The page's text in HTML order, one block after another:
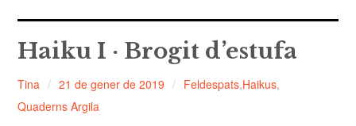
FELDESPATS
LLICORELLES
TAPÀS
Haiku I · Brogit d’estufa
Tina 21 de gener de 2019 Feldespats,Haikus,
Quaderns Argila